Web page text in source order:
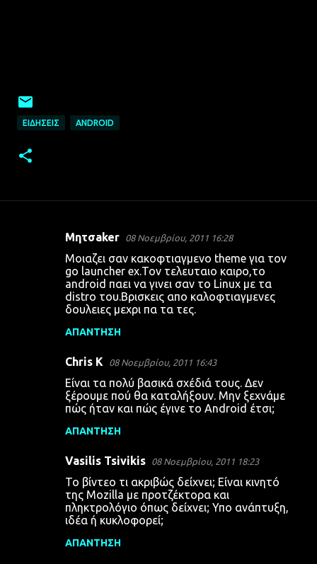
ΕΙΔΉΣΕΙΣ ANDROID
Μητσaker 08 Νοεμβρίου, 2011 16:28
Μοιαζει σαν κακοφτιαγμενο theme για τον
go launcher ex.Τον τελευταιο καιρο,το
android παει να γινει σαν το Linux με τα
distro του.Βρισκεις απο καλοφτιαγμενες
δουλειες μεχρι πα τα τες.
ΑΠΆΝΤΗΣΗ
Chris K 08 Νοεμβρίου, 2011 16:43
Είναι τα πολύ βασικά σχέδιά τους. Δεν
ξέρουμε πού θα καταλήξουν. Μην ξεχνάμε
πώς ήταν και πώς έγινε το Android έτσι;
ΑΠΆΝΤΗΣΗ
Vasilis Tsivikis 08 Νοεμβρίου, 2011 18:23
Το βίντεο τι ακριβώς δείχνει; Είναι κινητό
της Mozilla με προτζέκτορα και
πληκτρολόγιο όπως δείχνει; Υπο ανάπτυξη,
ιδέα ή κυκλοφορεί;
ΑΠΆΝΤΗΣΗ